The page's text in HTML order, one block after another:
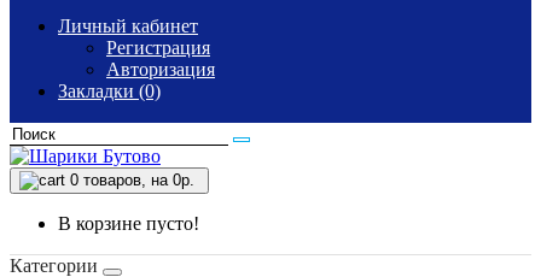
Личный кабинет
Регистрация
Авторизация
Закладки (0)
0 товаров, на 0р.
В корзине пусто!
Категории